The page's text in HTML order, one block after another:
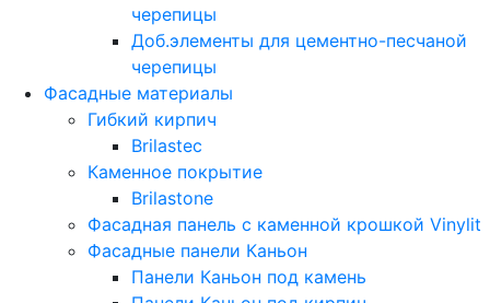
черепицы
Доб.элементы для цементно-песчаной
черепицы
Фасадные материалы
Гибкий кирпич
Brilastec
Каменное покрытие
Brilastone
Фасадная панель с каменной крошкой Vinylit
Фасадные панели Каньон
Панели Каньон под камень